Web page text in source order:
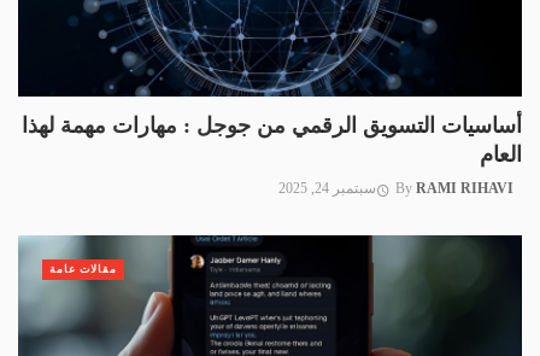
أساسيات التسويق الرقمي من جوجل : مهارات مهمة لهذا
العام
By RAMI RIHAVI سبتمبر 24, 2025
مقالات عامة